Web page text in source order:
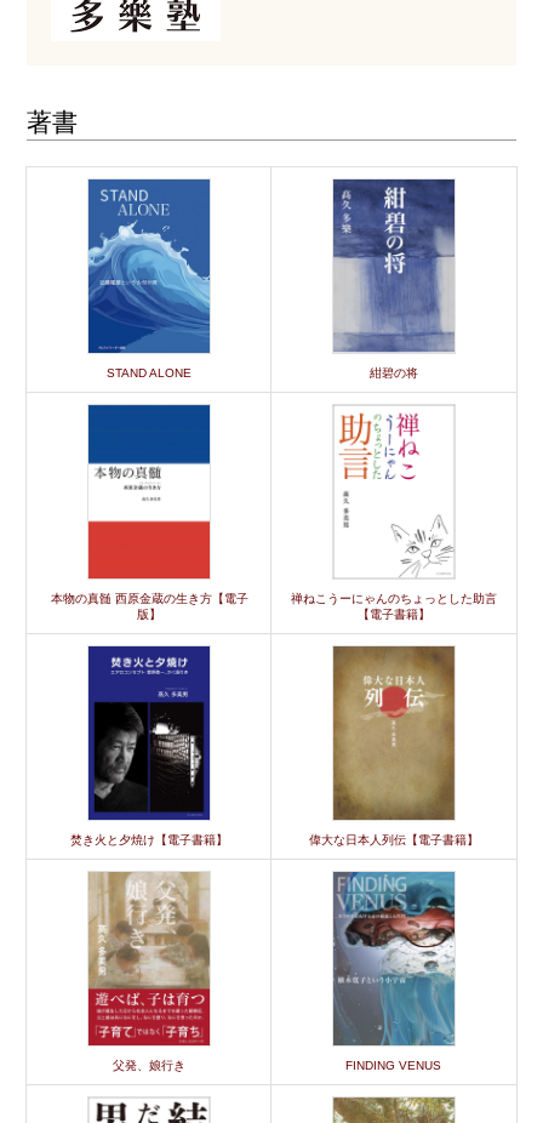
著書
STAND ALONE 紺碧の将
本物の真髄 西原金蔵の生き方【電子
版】
禅ねこうーにゃんのちょっとした助言
【電子書籍】
焚き火と夕焼け【電子書籍】 偉大な日本人列伝【電子書籍】
父発、娘行き FINDING VENUS